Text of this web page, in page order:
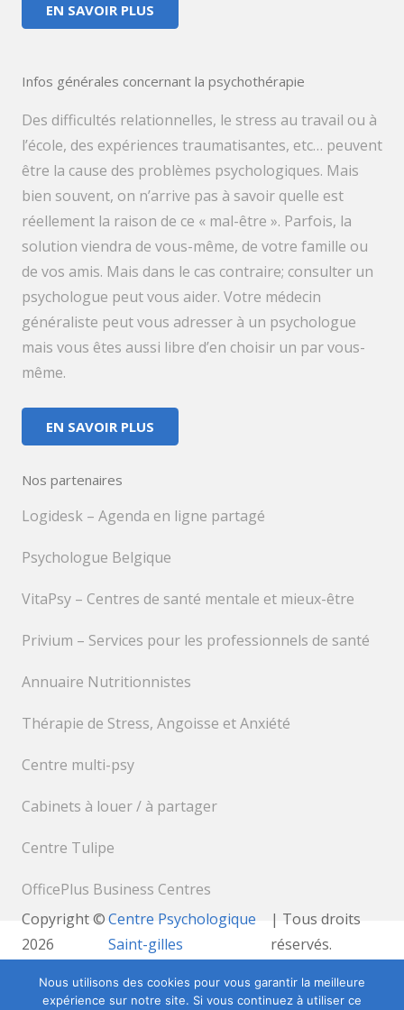
EN SAVOIR PLUS
Infos générales concernant la psychothérapie
Des difficultés relationnelles, le stress au travail ou à
l’école, des expériences traumatisantes, etc… peuvent
être la cause des problèmes psychologiques. Mais
bien souvent, on n’arrive pas à savoir quelle est
réellement la raison de ce « mal-être ». Parfois, la
solution viendra de vous-même, de votre famille ou
de vos amis. Mais dans le cas contraire; consulter un
psychologue peut vous aider. Votre médecin
généraliste peut vous adresser à un psychologue
mais vous êtes aussi libre d’en choisir un par vous-
même.
EN SAVOIR PLUS
Nos partenaires
Logidesk – Agenda en ligne partagé
Psychologue Belgique
VitaPsy – Centres de santé mentale et mieux-être
Privium – Services pour les professionnels de santé
Annuaire Nutritionnistes
Thérapie de Stress, Angoisse et Anxiété
Centre multi-psy
Cabinets à louer / à partager
Centre Tulipe
OfficePlus Business Centres
Copyright ©
2026
Centre Psychologique
Saint-gilles
| Tous droits
réservés.
Powered byPrivium – Des services qui soutiennent
vos soins. Pour psychologues, psychotherapeutes et
Nous utilisons des cookies pour vous garantir la meilleure
expérience sur notre site. Si vous continuez à utiliser ce